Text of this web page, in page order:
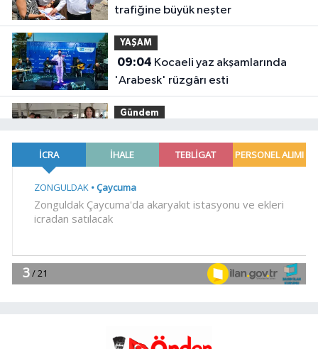
trafiğine büyük neşter
YAŞAM
09:04
'Arabesk' rüzgârı esti
Gündem
Pazar'ı kapılarını açtı
08:23Meteoroloji'den iki bölgeye
07:02 Kayseri Büyükşehir'den